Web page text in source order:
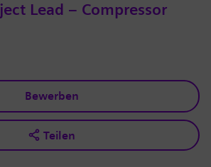
Lead – Compressor
Bewerben
Teilen